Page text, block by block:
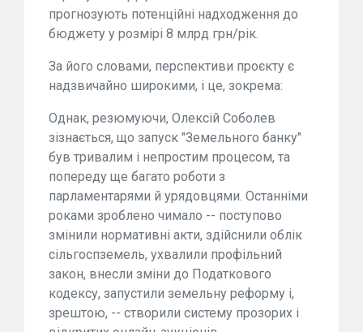
прогнозують потенційні надходження до
бюджету у розмірі 8 млрд грн/рік.
За його словами, перспективи проєкту є
надзвичайно широкими, і це, зокрема:
Однак, резюмуючи, Олексій Соболев
зізнається, що запуск "Земельного банку"
був тривалим і непростим процесом, та
попереду ще багато роботи з
парламентарями й урядовцями. Останніми
роками зроблено чимало -- поступово
змінили нормативні акти, здійснили облік
сільгоспземель, ухвалили профільний
закон, внесли зміни до Податкового
кодексу, запустили земельну реформу і,
зрештою, -- створили систему прозорих і